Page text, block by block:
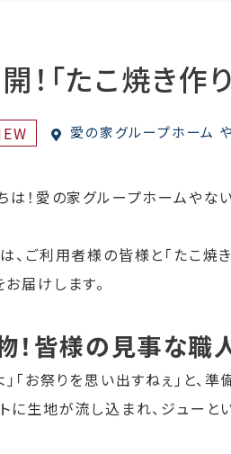
！「たこ焼き作
愛の家グループホーム
は！愛の家グループホームやな
、ご利用者様の皆様と「たこ焼
届けします。
！皆様の見事な職
」「お祭りを思い出すねぇ」と、
に生地が流し込まれ、ジュー